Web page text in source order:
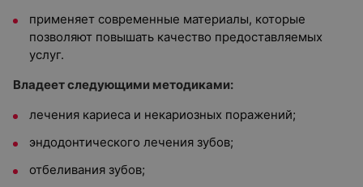
применяет современные материалы, которые
позволяют повышать качество предоставляемых
услуг.
Владеет следующими методиками:
лечения кариеса и некариозных поражений;
эндодонтического лечения зубов;
отбеливания зубов;